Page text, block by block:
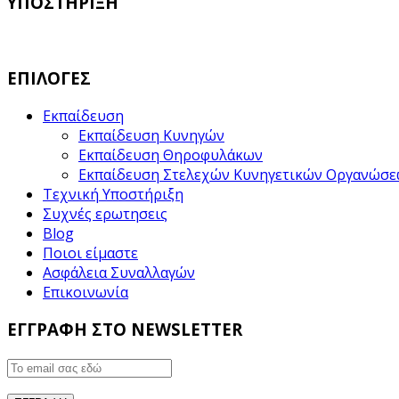
ΕΠΙΛΟΓΕΣ
Εκπαίδευση
Εκπαίδευση Κυνηγών
Εκπαίδευση Θηροφυλάκων
Εκπαίδευση Στελεχών Κυνηγετικών
Τεχνική Υποστήριξη
Συχνές ερωτησεις
Blog
Ποιοι είμαστε
Ασφάλεια Συναλλαγών
Επικοινωνία
ΕΓΓΡΑΦΗ ΣΤΟ NEWSLETTER